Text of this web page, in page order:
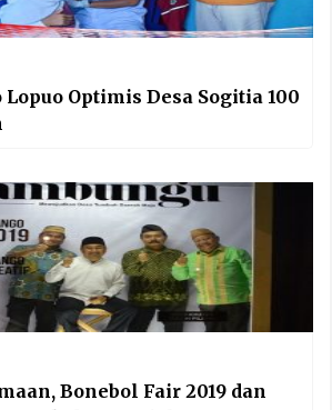
Optimis Desa Sogitia 100
Bonebol Fair 2019 dan